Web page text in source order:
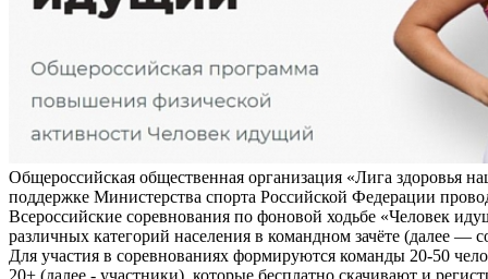
Общероссийская общественная организация «Лига здоровья
поддержке Министерства спорта Российской Федерации
Всероссийские соревнования по фоновой ходьбе «Человек
различных категорий населения в командном зачёте (далее —
Для участия в соревнованиях формируются команды 20-50
20+ (далее - участники), которые бесплатно скачивают и